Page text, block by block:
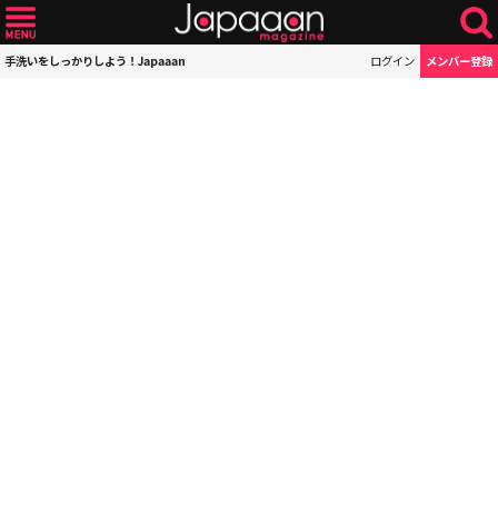
手洗いをしっかりしよう！Japaaan ログイン メンバー登録